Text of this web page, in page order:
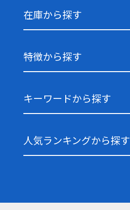
在庫から探す
特徴から探す
キーワードから探す
人気ランキングから探す